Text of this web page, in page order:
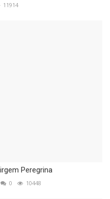
11914
Peregrina
0 10448